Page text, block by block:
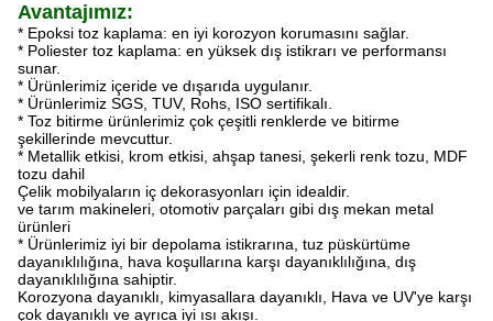
Avantajımız:
* Epoksi toz kaplama: en iyi korozyon korumasını sağlar.
* Poliester toz kaplama: en yüksek dış istikrarı ve performansı
sunar.
* Ürünlerimiz içeride ve dışarıda uygulanır.
* Ürünlerimiz SGS, TUV, Rohs, ISO sertifikalı.
* Toz bitirme ürünlerimiz çok çeşitli renklerde ve bitirme
şekillerinde mevcuttur.
* Metallik etkisi, krom etkisi, ahşap tanesi, şekerli renk tozu, MDF
tozu dahil
Çelik mobilyaların iç dekorasyonları için idealdir.
ve tarım makineleri, otomotiv parçaları gibi dış mekan metal
ürünleri
* Ürünlerimiz iyi bir depolama istikrarına, tuz püskürtüme
dayanıklılığına, hava koşullarına karşı dayanıklılığına, dış
dayanıklılığına sahiptir.
Korozyona dayanıklı, kimyasallara dayanıklı, Hava ve UV'ye karşı
çok dayanıklı ve ayrıca iyi ısı akışı.